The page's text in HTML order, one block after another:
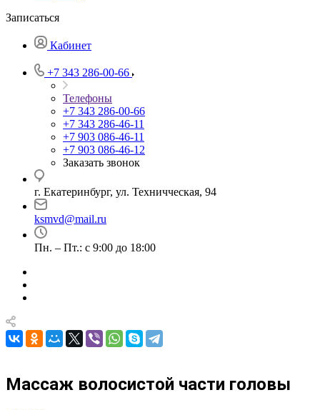
Записаться
Кабинет
+7 343 286-00-66
Телефоны
+7 343 286-00-66
+7 343 286-46-11
+7 903 086-46-11
+7 903 086-46-12
Заказать звонок
г. Екатеринбург, ул. Техничческая, 94
ksmvd@mail.ru
Пн. – Пт.: с 9:00 до 18:00
Массаж волосистой части головы